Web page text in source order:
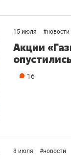
15 июля #новости
Акции
16
8 июля #новости